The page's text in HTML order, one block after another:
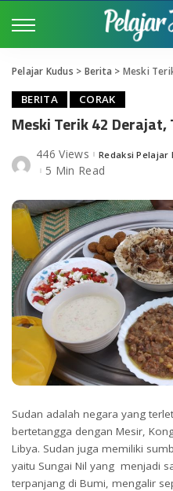
Pelajar Kudus > Berita > Meski
BERITA CORAK
Meski Terik 42 Derajat,
446 ViewsPosted
by
Redaksi Pelajar
5 Min Read
Sudan adalah negara yang
bertetangga dengan Mesir,
Libya. Sudan juga memiliki
yaitu Sungai Nil yang menjadi
terpanjang di Bumi, mengalir